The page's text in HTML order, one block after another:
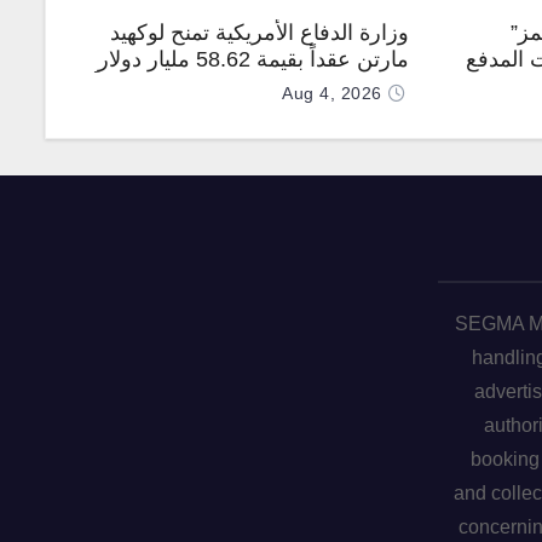
المدفع
وزارة الدفاع الأمريكية تمنح لوكهيد
مارتن عقداً بقيمة 58.62 مليار دولار
Aug 4, 2026
SEGMA
and